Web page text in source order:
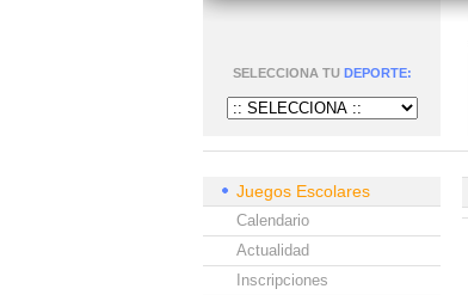
SELECCIONA TU DEPORTE:
Juegos Escolares
Calendario
Actualidad
Inscripciones